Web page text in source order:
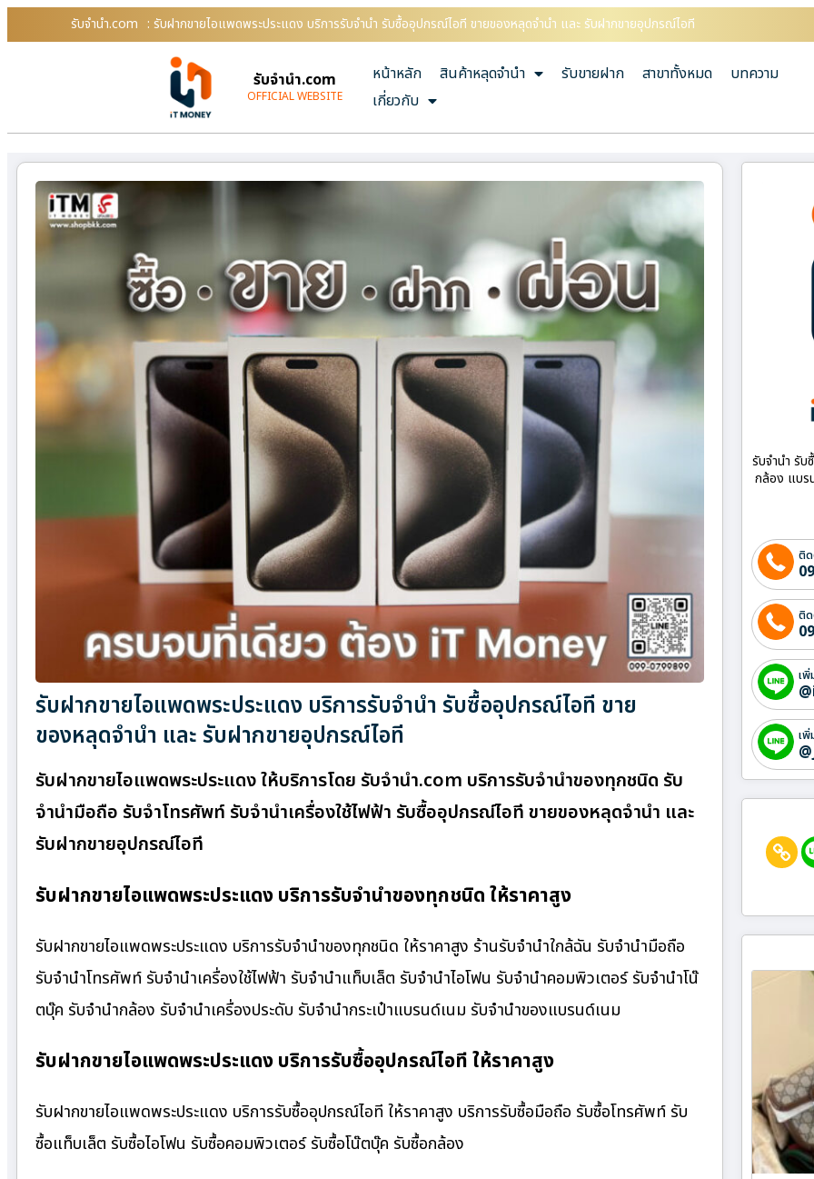
รับจํานํา.com : รับฝากขายไอแพดพระประแดง บริการรับจำนำ รับซื้ออุปกรณ์ไอที ขายของหลุดจำนำ และ รับฝากขายอุปกรณ์ไอที
รับจํานํา.com
OFFICIAL WEBSITE
หน้าหลัก สินค้าหลุดจำนำ รับขายฝาก สาขาทั้งหมด
บทความ
เกี่ยวกับ
รับฝากขายไอแพดพระประแดง บริการรับจำนำ รับซื้ออุปกรณ์ไอที ขาย
ของหลุดจำนำ และ รับฝากขายอุปกรณ์ไอที
รับฝากขายไอแพดพระประแดง ให้บริการโดย รับจํานํา.com บริการรับจำนำของทุกชนิด รับ
จำนำมือถือ รับจำโทรศัพท์ รับจำนำเครื่องใช้ไฟฟ้า รับซื้ออุปกรณ์ไอที ขายของหลุดจำนำ และ
รับฝากขายอุปกรณ์ไอที
รับฝากขายไอแพดพระประแดง บริการรับจำนำของทุกชนิด ให้ราคาสูง
รับฝากขายไอแพดพระประแดง บริการรับจำนำของทุกชนิด ให้ราคาสูง ร้านรับจํานําใกล้ฉัน รับจำนำมือถือ
รับจำนำโทรศัพท์ รับจำนำเครื่องใช้ไฟฟ้า รับจำนำแท็บเล็ต รับจำนำไอโฟน รับจำนำคอมพิวเตอร์ รับจำนำโน๊
ตบุ๊ค รับจำนำกล้อง รับจำนำเครื่องประดับ รับจำนำกระเป๋าแบรนด์เนม รับจำนำของแบรนด์เนม
รับฝากขายไอแพดพระประแดง บริการรับซื้ออุปกรณ์ไอที ให้ราคาสูง
รับฝากขายไอแพดพระประแดง บริการรับซื้ออุปกรณ์ไอที ให้ราคาสูง บริการรับซื้อมือถือ รับซื้อโทรศัพท์ รับ
ซื้อแท็บเล็ต รับซื้อไอโฟน รับซื้อคอมพิวเตอร์ รับซื้อโน๊ตบุ๊ค รับซื้อกล้อง
รับจำนำ รั
กล้อง แบร
ติ
ติ
เ
เ